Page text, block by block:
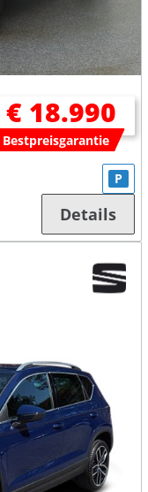
€ 18.990
Bestpreisgarantie
P
Details